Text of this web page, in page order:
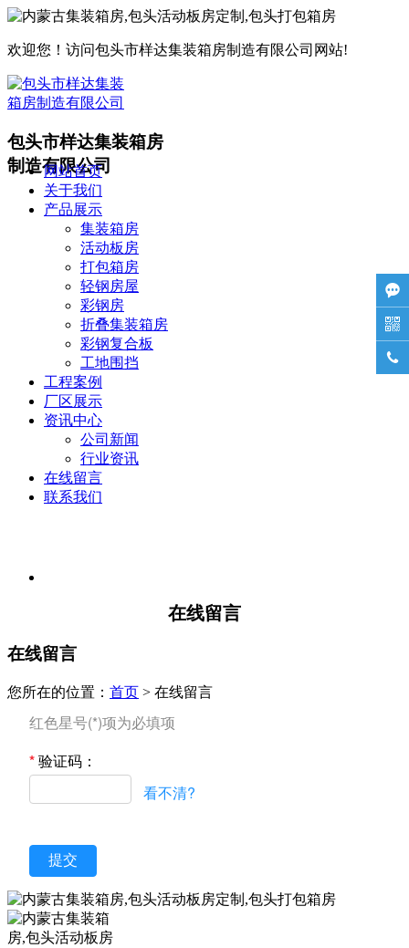
欢迎您！访问包头市样达集装箱房制造有限公司网站!
包头市样达集装箱房
制造有限公司
网站首页
关于我们
产品展示
集装箱房
活动板房
打包箱房
轻钢房屋
彩钢房
折叠集装箱房
彩钢复合板
工地围挡
工程案例
厂区展示
资讯中心
公司新闻
行业资讯
在线留言
联系我们
在线留言
在线留言
您所在的位置： 首页 > 在线留言
红色星号(*)项为必填项
*验证码：
看不清?
提交


